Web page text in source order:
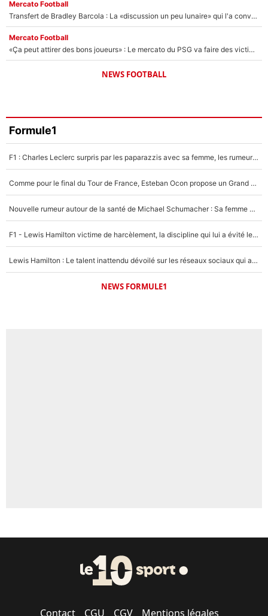
Mercato Football
Transfert de Bradley Barcola : La «discussion un peu lunaire» qui l'a convaincu de quitter le PSG, son entourage est pointé du doigt
Mercato Football
«Ça peut attirer des bons joueurs» : Le mercato du PSG va faire des victimes dans l'effectif de Luis Enrique ?
NEWS FOOTBALL
Formule1
F1 : Charles Leclerc surpris par les paparazzis avec sa femme, les rumeurs étaient vraies !
Comme pour le final du Tour de France, Esteban Ocon propose un Grand Prix de Formule 1 à Paris : «Autour de l’Arc de Triomphe, ce serait génial» !
Nouvelle rumeur autour de la santé de Michael Schumacher : Sa femme Corinna sort du silence
F1 - Lewis Hamilton victime de harcèlement, la discipline qui lui a évité le pire : «J'aurais probablement mal tourné»
Lewis Hamilton : Le talent inattendu dévoilé sur les réseaux sociaux qui a impressionné Kim Kardashian pendant leurs vacances en amoureux !
NEWS FORMULE1
Contact CGU CGV Mentions légales